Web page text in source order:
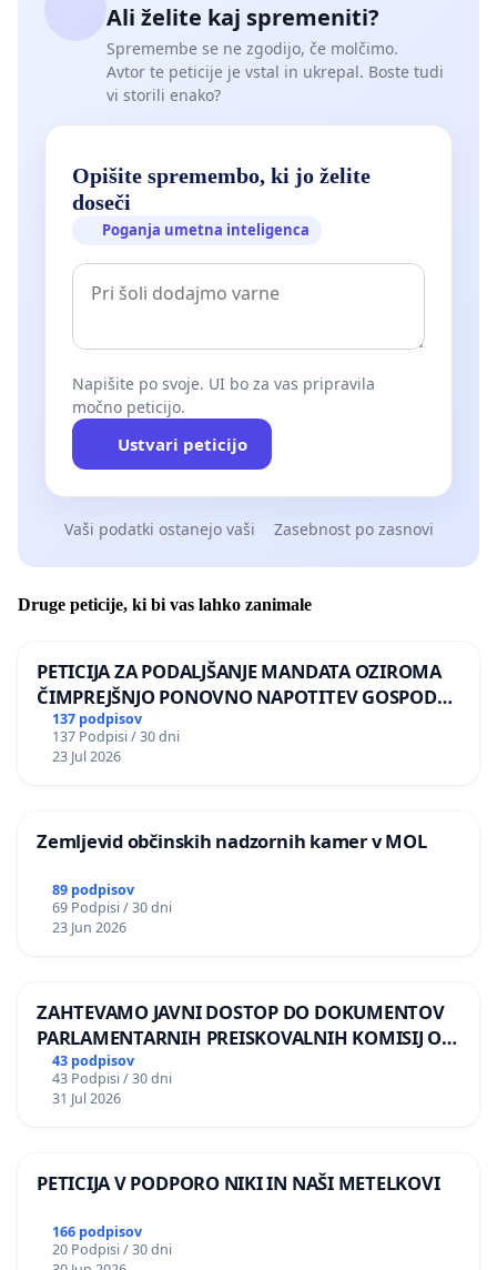
Ali želite kaj spremeniti?
Spremembe se ne zgodijo, če molčimo.
Avtor te peticije je vstal in ukrepal. Boste tudi
vi storili enako?
Opišite spremembo, ki jo želite
doseči
Poganja umetna inteligenca
Napišite po svoje. UI bo za vas pripravila
močno peticijo.
Ustvari peticijo
Vaši podatki ostanejo vaši Zasebnost po zasnovi
Druge peticije, ki bi vas lahko zanimale
PETICIJA ZA PODALJŠANJE MANDATA OZIROMA
ČIMPREJŠNJO PONOVNO NAPOTITEV GOSPODA
BERNARDA ŠRAJNERJA NA VELEPOSLANIŠTVO
REPUBLIKE SLOVENIJE V MOSKVI
137 podpisov
137 Podpisi / 30 dni
23 Jul 2026
Zemljevid občinskih nadzornih kamer v MOL
89 podpisov
69 Podpisi / 30 dni
23 Jun 2026
ZAHTEVAMO JAVNI DOSTOP DO DOKUMENTOV
PARLAMENTARNIH PREISKOVALNIH KOMISIJ O
ILEGALNI TRGOVINI Z OROŽJEM
43 podpisov
43 Podpisi / 30 dni
31 Jul 2026
PETICIJA V PODPORO NIKI IN NAŠI METELKOVI
166 podpisov
20 Podpisi / 30 dni